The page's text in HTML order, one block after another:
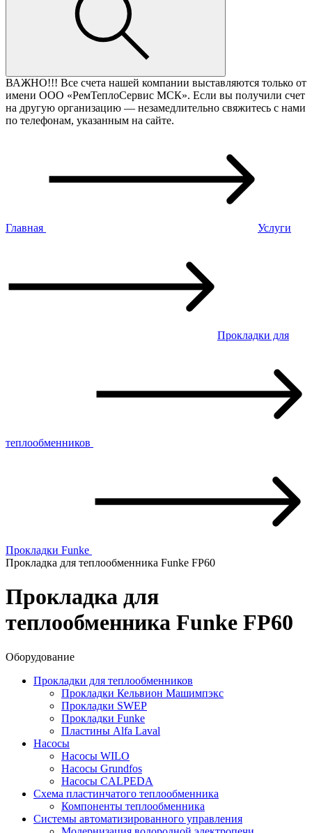
ВАЖНО!!! Все счета нашей компании выставляются только от
имени ООО «РемТеплоСервис МСК». Если вы получили счет
на другую организацию — незамедлительно свяжитесь с нами
по телефонам, указанным на сайте.
Главная Услуги
Прокладки для
теплообменников
Прокладки Funke
Прокладка для теплообменника Funke FP60
Прокладка для
теплообменника Funke FP60
Оборудование
Прокладки для теплообменников
Прокладки Кельвион Машимпэкс
Прокладки SWEP
Прокладки Funke
Пластины Alfa Laval
Насосы
Насосы WILO
Насосы Grundfos
Насосы CALPEDA
Схема пластинчатого теплообменника
Компоненты теплообменника
Системы автоматизированного управления